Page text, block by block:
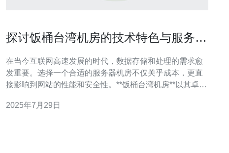
探讨饭桶台湾机房的技术特色与服务优
在当今互联网高速发展的时代，数据存储和处理的需求愈
发重要。选择一个合适的服务器机房不仅关乎成本，更直
接影响到网站的性能和安全性。**饭桶台湾机房**以其卓越
无论是追求**最佳性能**的高端用户，还是寻求**最便宜解
2025年7月29日